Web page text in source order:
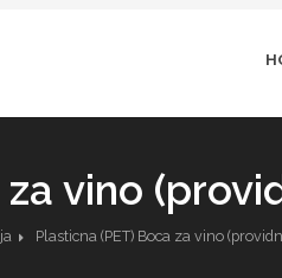
za vino
Plasticna (PET) Boca za vino